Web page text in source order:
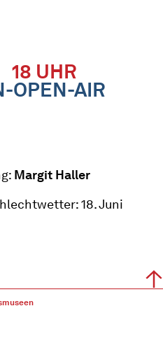
18 UHR
OPEN-AIR
Margit Haller
18. Juni